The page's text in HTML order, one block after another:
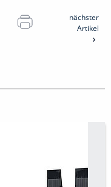
nächster
Artikel